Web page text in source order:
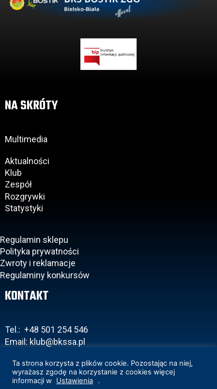
NA SKRÓTY
Multimedia
Aktualności
Klub
Zespół
Rozgrywki
Statystyki
Regulamin sklepu
Polityka prywatności
Zwroty i reklamacje
Regulaminy konkursów
KONTAKT
Tel.: +48 501 254 546
Email: klub@bkssa.pl
Ta strona korzysta z plików cookie. Pozostając na niej,
wyrażasz zgodę na korzystanie z cookies więcej
informacji w Ustawienia .